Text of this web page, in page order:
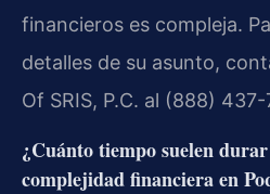
financieros es compleja.
detalles de su asunto,
Of SRIS, P.C. al (888) 437-
¿Cuánto tiempo suelen
complejidad financiera en